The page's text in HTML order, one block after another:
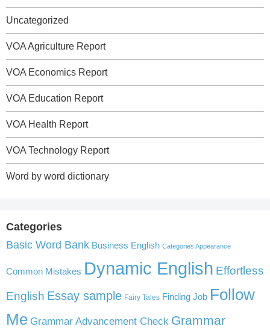
Uncategorized
VOA Agriculture Report
VOA Economics Report
VOA Education Report
VOA Health Report
VOA Technology Report
Word by word dictionary
Categories
Basic Word Bank Business English Categories Appearance
Common Mistakes Dynamic English Effortless
English Essay sample Fairy Tales Finding Job Follow
Me Grammar Advancement Check Grammar